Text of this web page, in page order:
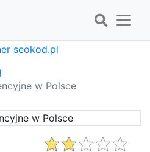
w Polsce